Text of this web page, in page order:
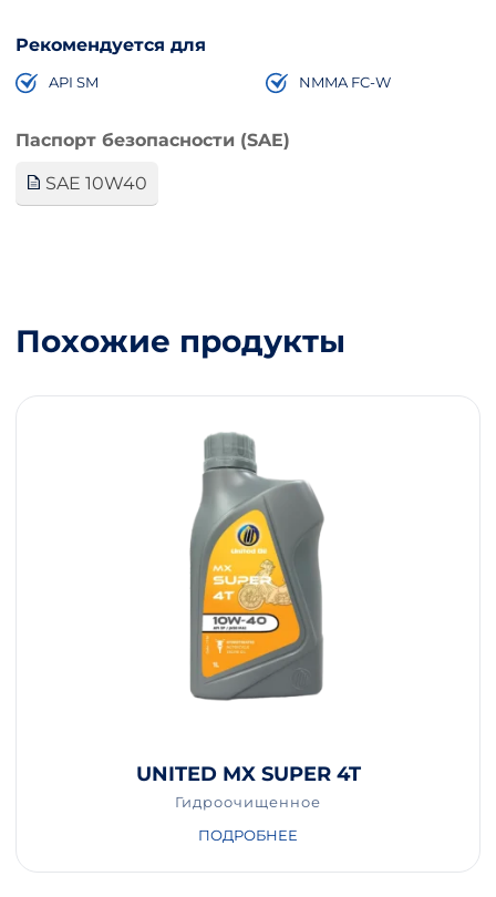
Рекомендуется для
API SM NMMA FC-W
Паспорт безопасности (SAE)
SAE 10W40
Похожие продукты
UNITED MX SUPER 4T
Гидроочищенное
ПОДРОБНЕЕ